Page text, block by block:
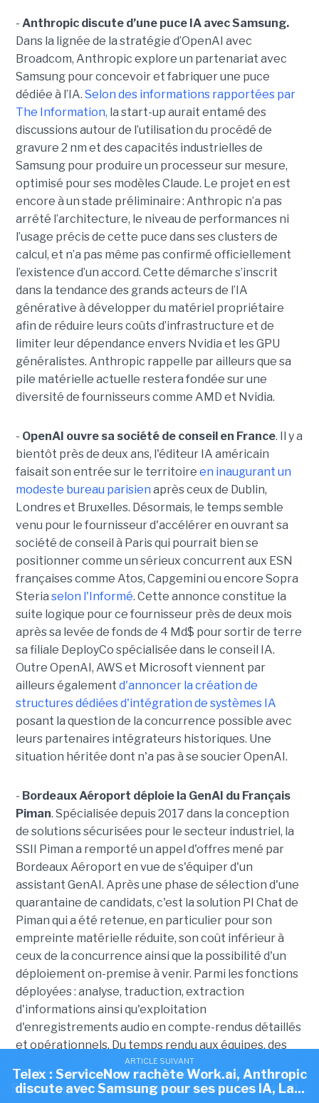
ARTICLE SUIVANT
Telex : Anthropic discute d'une puce IA avec
Samsung, OpenAI ouvre sa société de conseil...
- Anthropic discute d’une puce IA avec Samsung.
Dans la lignée de la stratégie d’OpenAI avec
Broadcom, Anthropic explore un partenariat avec
Samsung pour concevoir et fabriquer une puce
dédiée à l’IA. Selon des informations rapportées par
The Information, la start-up aurait entamé des
discussions autour de l’utilisation du procédé de
gravure 2 nm et des capacités industrielles de
Samsung pour produire un processeur sur mesure,
optimisé pour ses modèles Claude. Le projet en est
encore à un stade préliminaire : Anthropic n’a pas
arrêté l’architecture, le niveau de performances ni
l’usage précis de cette puce dans ses clusters de
calcul, et n’a pas même pas confirmé officiellement
l’existence d’un accord. Cette démarche s’inscrit
dans la tendance des grands acteurs de l’IA
générative à développer du matériel propriétaire
afin de réduire leurs coûts d’infrastructure et de
limiter leur dépendance envers Nvidia et les GPU
généralistes. Anthropic rappelle par ailleurs que sa
pile matérielle actuelle restera fondée sur une
diversité de fournisseurs comme AMD et Nvidia.
- OpenAI ouvre sa société de conseil en France. Il y a
bientôt près de deux ans, l'éditeur IA américain
faisait son entrée sur le territoire en inaugurant un
modeste bureau parisien après ceux de Dublin,
Londres et Bruxelles. Désormais, le temps semble
venu pour le fournisseur d'accélérer en ouvrant sa
société de conseil à Paris qui pourrait bien se
positionner comme un sérieux concurrent aux ESN
françaises comme Atos, Capgemini ou encore Sopra
Steria selon l'Informé. Cette annonce constitue la
suite logique pour ce fournisseur près de deux mois
après sa levée de fonds de 4 Md$ pour sortir de terre
sa filiale DeployCo spécialisée dans le conseil IA.
Outre OpenAI, AWS et Microsoft viennent par
ailleurs également d'annoncer la création de
structures dédiées d'intégration de systèmes IA
posant la question de la concurrence possible avec
leurs partenaires intégrateurs historiques. Une
situation héritée dont n'a pas à se soucier OpenAI.
- Bordeaux Aéroport déploie la GenAI du Français
Piman. Spécialisée depuis 2017 dans la conception
de solutions sécurisées pour le secteur industriel, la
SSII Piman a remporté un appel d'offres mené par
Bordeaux Aéroport en vue de s'équiper d'un
assistant GenAI. Après une phase de sélection d'une
quarantaine de candidats, c'est la solution PI Chat de
Piman qui a été retenue, en particulier pour son
empreinte matérielle réduite, son coût inférieur à
ceux de la concurrence ainsi que la possibilité d'un
déploiement on-premise à venir. Parmi les fonctions
déployées : analyse, traduction, extraction
d'informations ainsi qu'exploitation
d'enregistrements audio en compte-rendus détaillés
et opérationnels. Du temps rendu aux équipes, des
tâches répétitives allégées et une charge
administrative réduite sont avancées. « Avec PI Chat,
nos collaborateurs gagnent un temps précieux sur
ARTICLE SUIVANT
Telex : ServiceNow rachète Work.ai, Anthropic
discute avec Samsung pour ses puces IA, La...